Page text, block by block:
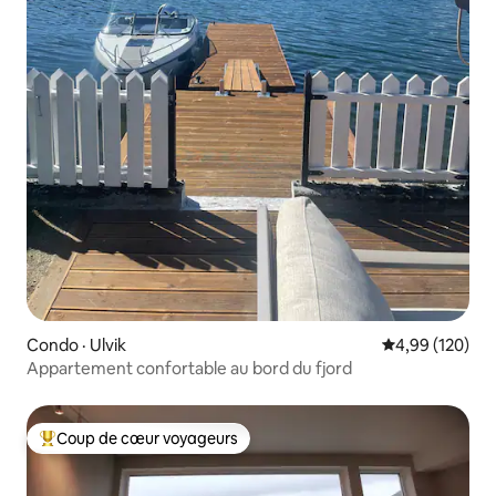
Condo · Ulvik Note
4,99 (120)
Appartement confortable au bord du fjord
Coup de cœur voyageurs parmi les plus aimés
Coup de cœur voyageurs